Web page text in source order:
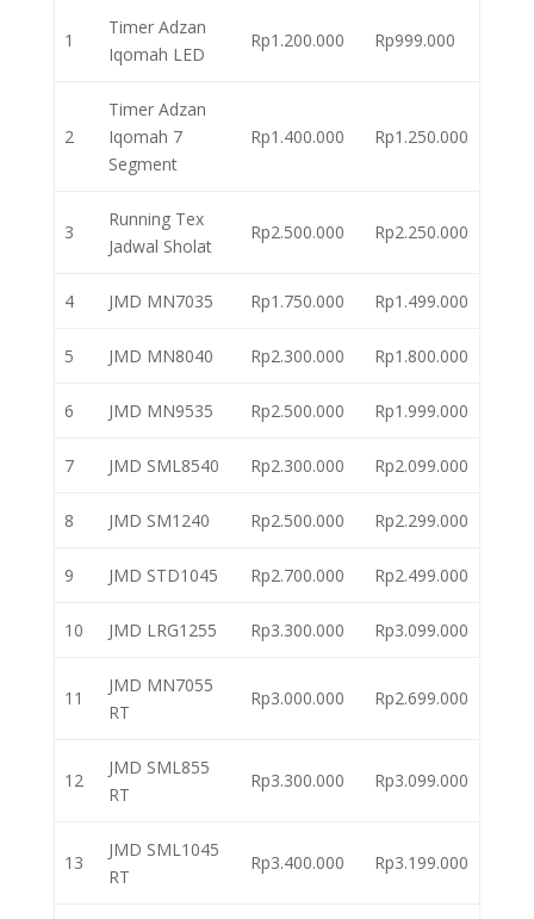
1
Timer Adzan
Iqomah LED
Rp1.200.000 Rp999.000
2
Timer Adzan
Iqomah 7
Segment
Rp1.400.000 Rp1.250.000
3
Running Tex
Jadwal Sholat
Rp2.500.000 Rp2.250.000
4 JMD MN7035 Rp1.750.000 Rp1.499.000
5 JMD MN8040 Rp2.300.000 Rp1.800.000
6 JMD MN9535 Rp2.500.000 Rp1.999.000
7 JMD SML8540 Rp2.300.000 Rp2.099.000
8 JMD SM1240 Rp2.500.000 Rp2.299.000
9 JMD STD1045 Rp2.700.000 Rp2.499.000
10 JMD LRG1255 Rp3.300.000 Rp3.099.000
11
JMD MN7055
RT
Rp3.000.000 Rp2.699.000
12
JMD SML855
RT
Rp3.300.000 Rp3.099.000
13
JMD SML1045
RT
Rp3.400.000 Rp3.199.000